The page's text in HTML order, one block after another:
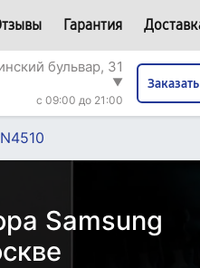
Гарантия
бульвар, 31
▼
c 09:00 до 21:00
Samsung